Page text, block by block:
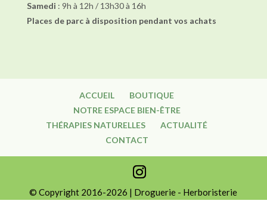
Samedi : 9h à 12h / 13h30 à 16h
Places de parc à disposition pendant vos achats
ACCUEIL
BOUTIQUE
NOTRE ESPACE BIEN-ÊTRE
THÉRAPIES NATURELLES
ACTUALITÉ
CONTACT
© Copyright 2016-2026 | Droguerie - Herboristerie